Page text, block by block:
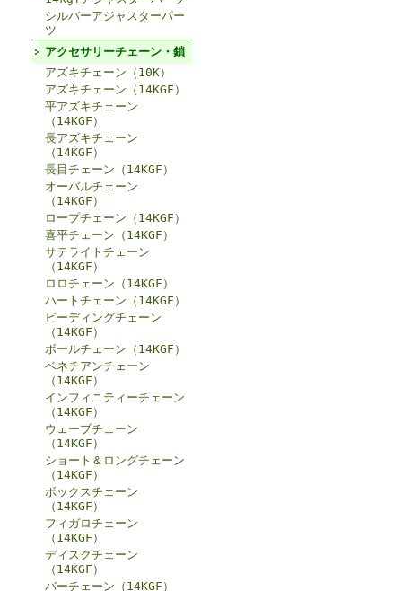
シルバーアジャスターパー
ツ
アクセサリーチェーン・鎖
アズキチェーン（10K）
アズキチェーン（14KGF）
平アズキチェーン
（14KGF）
長アズキチェーン
（14KGF）
長目チェーン（14KGF）
オーバルチェーン
（14KGF）
ロープチェーン（14KGF）
喜平チェーン（14KGF）
サテライトチェーン
（14KGF）
ロロチェーン（14KGF）
ハートチェーン（14KGF）
ビーディングチェーン
（14KGF）
ボールチェーン（14KGF）
ベネチアンチェーン
（14KGF）
インフィニティーチェーン
（14KGF）
ウェーブチェーン
（14KGF）
ショート＆ロングチェーン
（14KGF）
ボックスチェーン
（14KGF）
フィガロチェーン
（14KGF）
ディスクチェーン
（14KGF）
バーチェーン（14KGF）